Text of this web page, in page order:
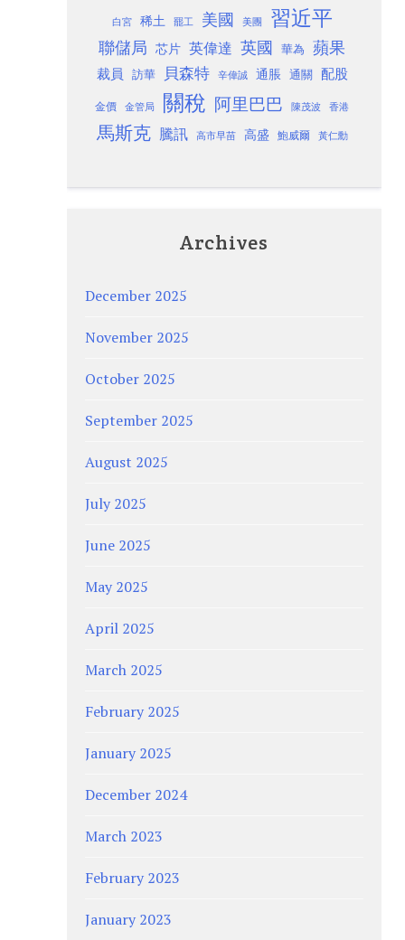
白宮 稀土 罷工 美國 美團 習近平
聯儲局 芯片 英偉達 英國 華為 蘋果
裁員 訪華 貝森特 辛偉誠 通脹 通關 配股
金價 金管局 關稅 阿里巴巴 陳茂波 香港
馬斯克 騰訊 高市早苗 高盛 鮑威爾 黃仁勳
Archives
December 2025
November 2025
October 2025
September 2025
August 2025
July 2025
June 2025
May 2025
April 2025
March 2025
February 2025
January 2025
December 2024
March 2023
February 2023
January 2023